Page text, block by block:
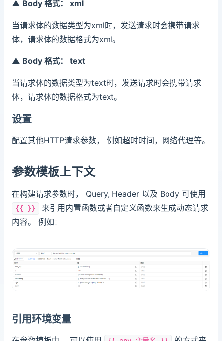
▲ Body 格式： xml
当请求体的数据类型为xml时，发送请求时会携带请求
体，请求体的数据格式为xml。
▲ Body 格式： text
当请求体的数据类型为text时，发送请求时会携带请求
体，请求体的数据格式为text。
设置
配置其他HTTP请求参数， 例如超时时间，网络代理等。
参数模板上下文
在构建请求参数时， Query, Header 以及 Body 可使用
{{ }}
来引用内置函数或者自定义函数来生成动态请求
内容。 例如：
引用环境变量